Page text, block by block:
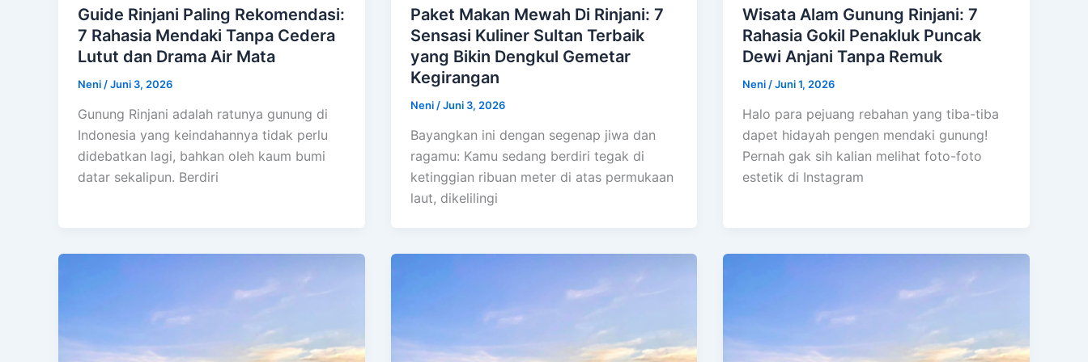
Guide Rinjani Paling Rekomendasi:
7 Rahasia Mendaki Tanpa Cedera
Lutut dan Drama Air Mata
Neni /Juni 3, 2026
Gunung Rinjani adalah ratunya gunung di
Indonesia yang keindahannya tidak perlu
didebatkan lagi, bahkan oleh kaum bumi
datar sekalipun. Berdiri
Paket Makan Mewah Di Rinjani: 7
Sensasi Kuliner Sultan Terbaik
yang Bikin Dengkul Gemetar
Kegirangan
Neni /Juni 3, 2026
Bayangkan ini dengan segenap jiwa dan
ragamu: Kamu sedang berdiri tegak di
ketinggian ribuan meter di atas permukaan
laut, dikelilingi
Wisata Alam Gunung Rinjani: 7
Rahasia Gokil Penakluk Puncak
Dewi Anjani Tanpa Remuk
Neni /Juni 1, 2026
Halo para pejuang rebahan yang tiba-tiba
dapet hidayah pengen mendaki gunung!
Pernah gak sih kalian melihat foto-foto
estetik di Instagram